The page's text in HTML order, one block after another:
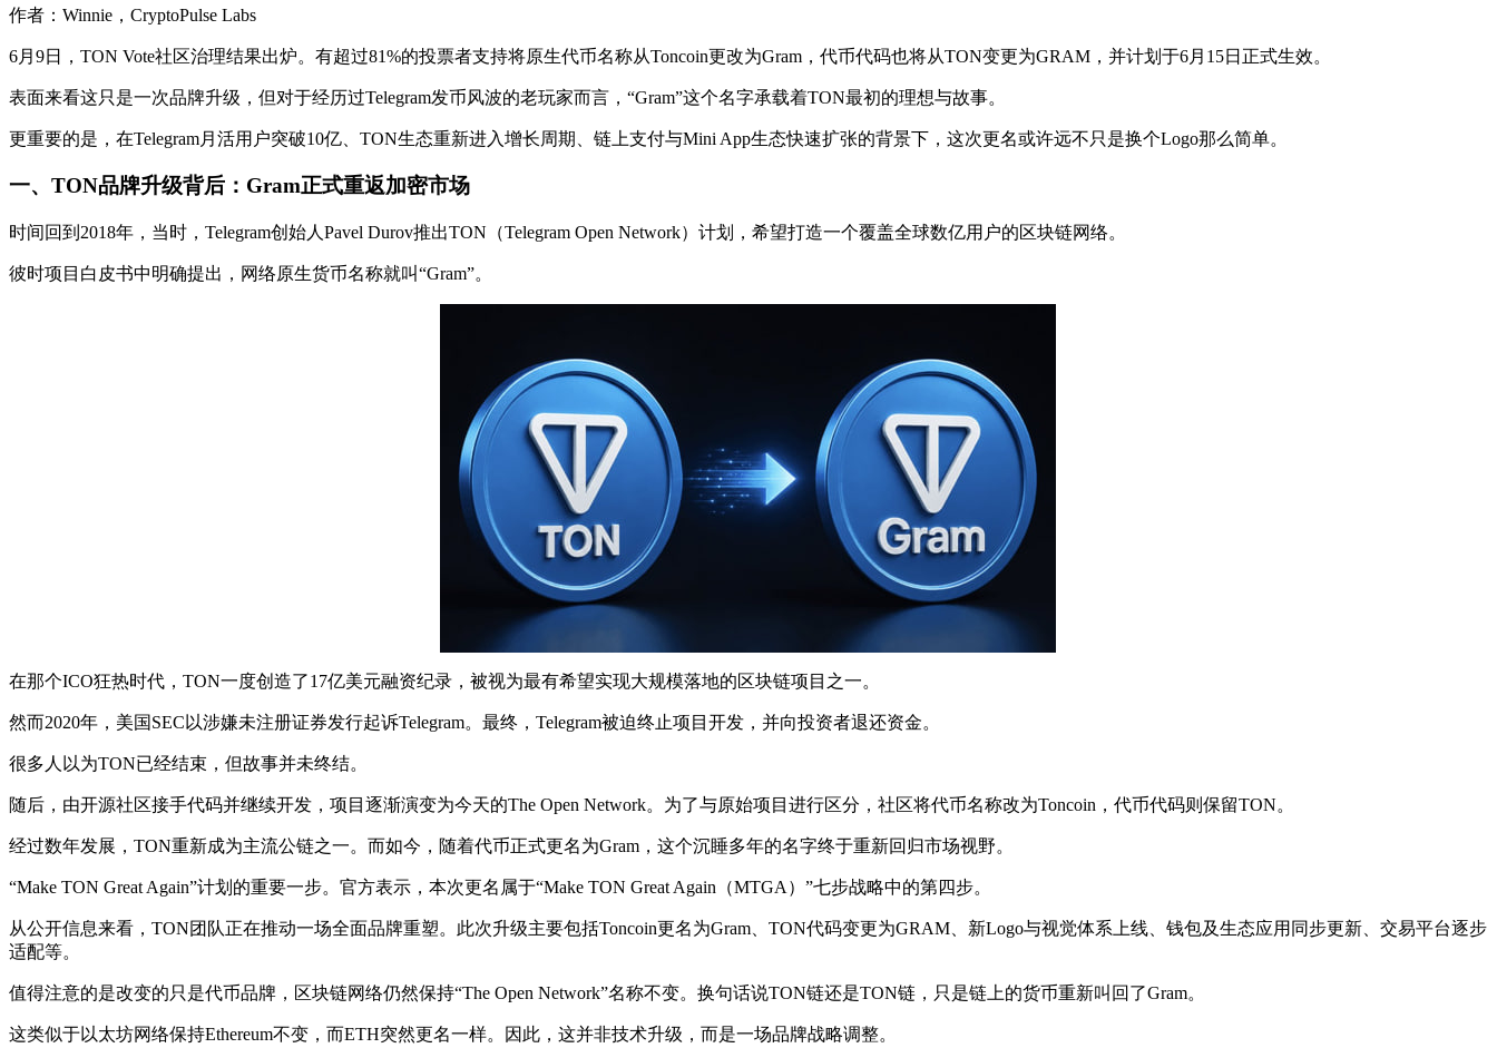
作者：Winnie，CryptoPulse Labs
6月9日，TON Vote社区治理结果出炉。有超过81%的投票者支持将原生代币名称从Toncoin更改为Gram，代币代码也将从TON变更为GRAM，并计划于6月15日正式生效。
表面来看这只是一次品牌升级，但对于经历过Telegram发币风波的老玩家而言，“Gram”这个名字承载着TON最初的理想与故事。
更重要的是，在Telegram月活用户突破10亿、TON生态重新进入增长周期、链上支付与Mini App生态快速扩张的背景下，这次更名或许远不只是换个Logo那么简单。
一、 TON品牌升级背后：Gram正式重返加密市场
时间回到2018年，当时，Telegram创始人Pavel Durov推出TON（Telegram Open Network）计划，希望打造一个覆盖全球数亿用户的区块链网络。
彼时项目白皮书中明确提出，网络原生货币名称就叫“Gram”。
在那个ICO狂热时代，TON一度创造了17亿美元融资纪录，被视为最有希望实现大规模落地的区块链项目之一。
然而2020年，美国SEC以涉嫌未注册证券发行起诉Telegram。最终，Telegram被迫终止项目开发，并向投资者退还资金。
很多人以为TON已经结束，但故事并未终结。
随后，由开源社区接手代码并继续开发，项目逐渐演变为今天的The Open Network。为了与原始项目进行区分，社区将代币名称改为Toncoin，代币代码则保留TON。
经过数年发展，TON重新成为主流公链之一。而如今，随着代币正式更名为Gram，这个沉睡多年的名字终于重新回归市场视野。
“Make TON Great Again”计划的重要一步。官方表示，本次更名属于“Make TON Great Again（MTGA）”七步战略中的第四步。
从公开信息来看，TON团队正在推动一场全面品牌重塑。此次升级主要包括Toncoin更名为Gram、TON代码变更为GRAM、新Logo与视觉体系上线、钱包及生态应用同步更新、交易平台逐步
适配等。
值得注意的是改变的只是代币品牌，区块链网络仍然保持“The Open Network”名称不变。换句话说TON链还是TON链，只是链上的货币重新叫回了Gram。
这类似于以太坊网络保持Ethereum不变，而ETH突然更名一样。因此，这并非技术升级，而是一场品牌战略调整。